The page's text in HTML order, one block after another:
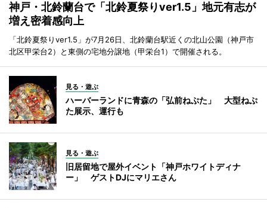
神戸・北鈴蘭台で「北鈴夏祭りver1.5」地元有志が
増え密着感向上
「北鈴夏祭りver1.5」が7月26日、北鈴蘭台駅近くの北山公園（神戸市
北区甲栄台2）と東側の宅地分譲地（甲栄台1）で開催される。
見る・遊ぶ
ハーバーランドに青森の「弘前ねぷた」 大型ねぷ
た展示、運行も
見る・遊ぶ
旧居留地で屋外イベント「神戸ホワイトディナ
ー」 ゲストDJにマリエさん